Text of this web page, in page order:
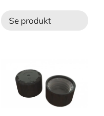
Se produkt